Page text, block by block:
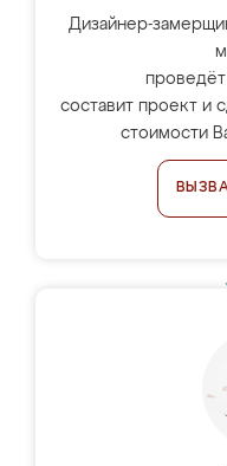
Дизайнер-
составит проект и
стоимости